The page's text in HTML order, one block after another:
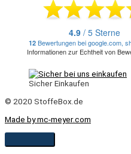
Sicher Einkaufen
© 2020 StoffeBox.de
Made by mc-meyer.com